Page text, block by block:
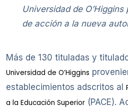
Universidad de
de acción a la nueva
Más de 130 tituladas y
Universidad de O’Higgins
establecimientos adscritos al
a la Educación Superior (PACE).